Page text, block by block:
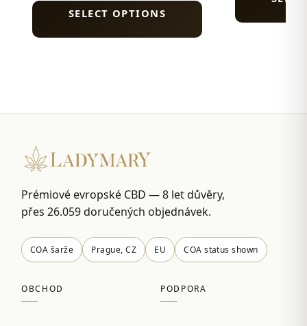
SELECT OPTIONS
Prémiové evropské CBD — 8 let důvěry,
přes 26.059 doručených objednávek.
COA šarže Prague, CZ EU COA status shown
OBCHOD PODPORA